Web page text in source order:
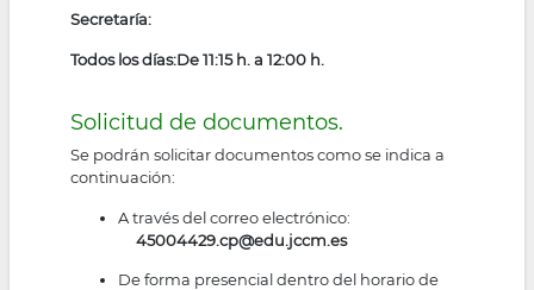
Secretaría:
Todos los días:De 11:15 h. a 12:00 h.
Solicitud de documentos.
Se podrán solicitar documentos como se indica a
continuación:
A través del correo electrónico:
45004429.cp@edu.jccm.es
De forma presencial dentro del horario de